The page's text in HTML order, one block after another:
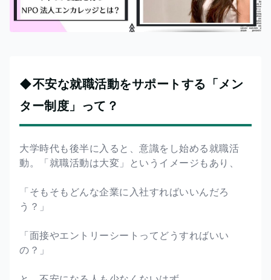
◆不安な就職活動をサポートする「メン
ター制度」って？
大学時代も後半に入ると、意識をし始める就職活
動。「就職活動は大変」というイメージもあり、
「そもそもどんな企業に入社すればいいんだろ
う？」
「面接やエントリーシートってどうすればいい
の？」